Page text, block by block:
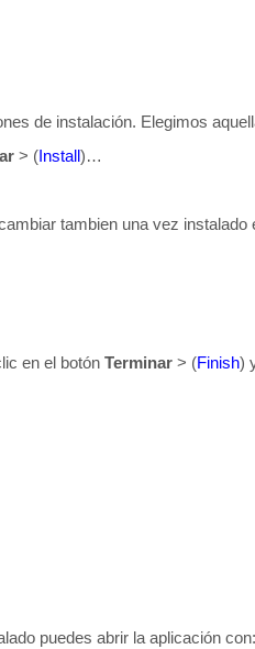
de instalación. Elegimos
> ( Install )…
tambien una vez instalado
en el botón Terminar > (Finish)
puedes abrir la aplicación con: